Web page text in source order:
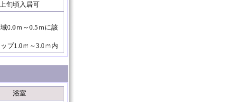
旬頃入居可
0.0ｍ～0.5ｍに該
プ1.0ｍ～3.0ｍ内
浴室